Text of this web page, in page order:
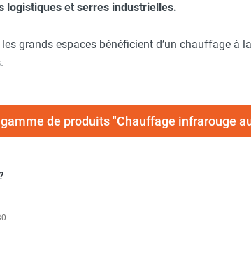
logistiques et serres industrielles.
les grands espaces bénéficient d’un chauffage à
de produits "Chauffage infrarouge